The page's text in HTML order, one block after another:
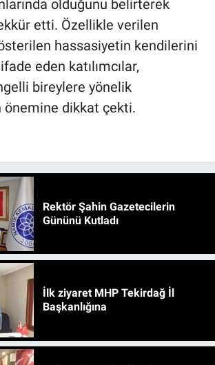
olduğunu belirterek
etti. Özellikle verilen
hassasiyetin kendilerini
eden katılımcılar,
bireylere yönelik
önemine dikkat çekti.
Rektör Şahin Gazetecilerin
Gününü Kutladı
İlk ziyaret MHP Tekirdağ İl
Başkanlığına